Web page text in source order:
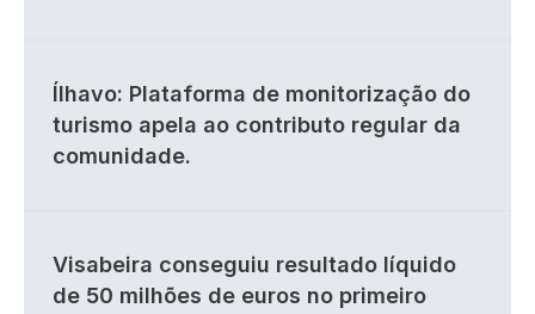
Ílhavo: Plataforma de monitorização do
turismo apela ao contributo regular da
comunidade.
Visabeira conseguiu resultado líquido
de 50 milhões de euros no primeiro